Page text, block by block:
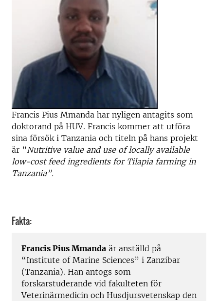
Francis Pius Mmanda har nyligen antagits som
doktorand på HUV. Francis kommer att utföra
sina försök i Tanzania och titeln på hans projekt
är ”Nutritive value and use of locally available
low-cost feed ingredients for Tilapia farming in
Tanzania”.
Fakta:
Francis Pius Mmanda är anställd på
“Institute of Marine Sciences” i Zanzibar
(Tanzania). Han antogs som
forskarstuderande vid fakulteten för
Veterinärmedicin och Husdjursvetenskap den